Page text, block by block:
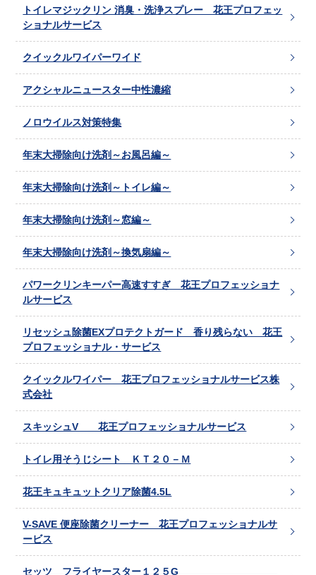
トイレマジックリン 消臭・洗浄スプレー 花王プロフェッ
ショナルサービス
クイックルワイパーワイド
アクシャルニュースター中性濃縮
ノロウイルス対策特集
年末大掃除向け洗剤～お風呂編～
年末大掃除向け洗剤～トイレ編～
年末大掃除向け洗剤～窓編～
年末大掃除向け洗剤～換気扇編～
パワークリンキーパー高速すすぎ 花王プロフェッショナ
ルサービス
リセッシュ除菌EXプロテクトガード 香り残らない 花王
プロフェッショナル・サービス
クイックルワイパー 花王プロフェッショナルサービス株
式会社
スキッシュV 花王プロフェッショナルサービス
トイレ用そうじシート ＫＴ２０－Ｍ
花王キュキュットクリア除菌4.5L
V-SAVE 便座除菌クリーナー 花王プロフェッショナルサ
ービス
セッツ フライヤースター１２５G